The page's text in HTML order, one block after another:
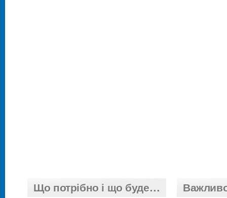
Що потрібно і що буде…